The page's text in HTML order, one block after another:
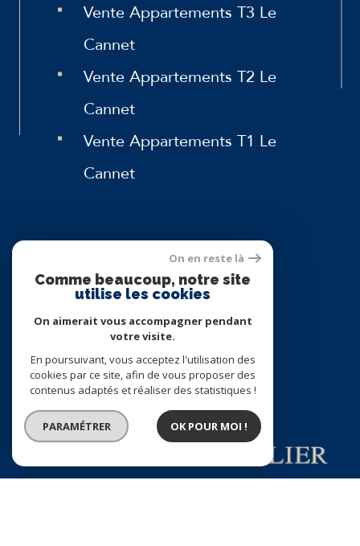
Vente Appartements T3 Le
Cannet
Vente Appartements T2 Le
Cannet
Vente Appartements T1 Le
Cannet
Espace
PROPRIÉTAIRE
Nous
ADHÉRONS
On en reste là
Comme beaucoup, notre site
utilise les cookies
On aimerait vous accompagner pendant
votre visite.
En poursuivant, vous acceptez l'utilisation des
cookies par ce site, afin de vous proposer des
contenus adaptés et réaliser des statistiques !
PARAMÉTRER OK POUR MOI !